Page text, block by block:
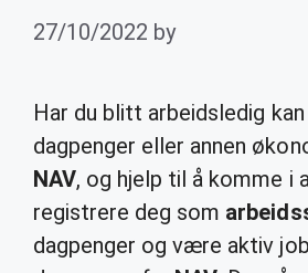
27/10/2022 by
Har du blitt arbeidsledig
dagpenger eller annen
NAV, og hjelp til å komme i
registrere deg som
dagpenger og være aktiv